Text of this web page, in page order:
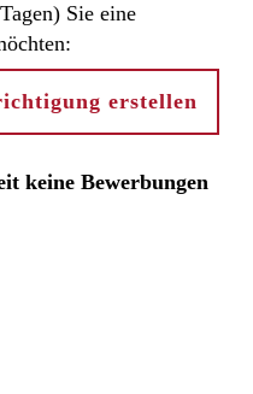
Sie eine
erstellen
keine Bewerbungen